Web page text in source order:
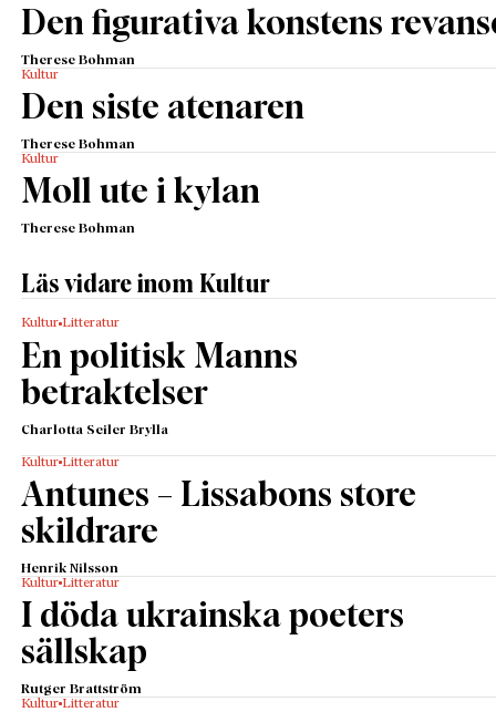
Den figurativa konstens
Therese Bohman
Kultur
Den siste atenaren
Therese Bohman
Kultur
Moll ute i kylan
Therese Bohman
Läs vidare inom Kultur
Kultur Litteratur
En politisk Manns
betraktelser
Charlotta Seiler Brylla
Kultur Litteratur
Antunes – Lissabons store
skildrare
Henrik Nilsson
Kultur Litteratur
I döda ukrainska poeters
sällskap
Rutger Brattström
Kultur Litteratur